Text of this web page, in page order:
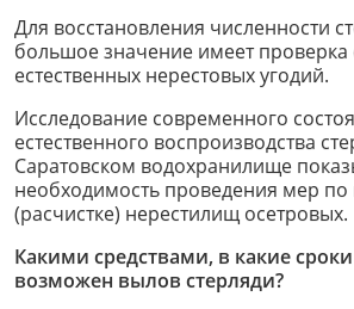
Для восстановления численности
большое значение имеет проверка
естественных нерестовых угодий.
Исследование современного
естественного воспроизводства
Саратовском водохранилище
необходимость проведения мер
(расчистке) нерестилищ осетровых.
Какими средствами, в какие
возможен вылов стерляди?